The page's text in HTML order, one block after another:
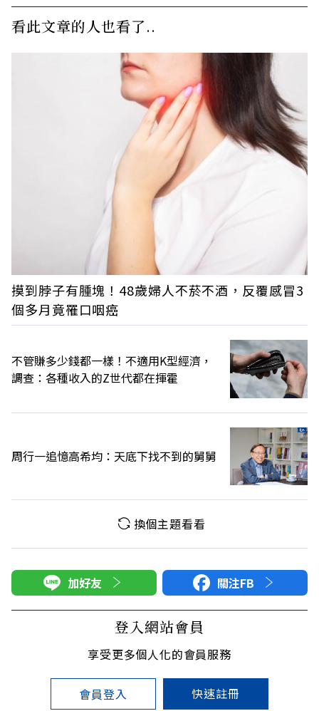
看此文章的人也看了..
摸到脖子有腫塊！48歲婦人不菸不酒，反覆感冒3
個多月竟罹口咽癌
不管賺多少錢都一樣！不適用K型經濟，
調查：各種收入的Z世代都在揮霍
周行一追憶高希均：天底下找不到的舅舅
換個主題看看
加好友 關注FB
登入網站會員
享受更多個人化的會員服務
會員登入 快速註冊